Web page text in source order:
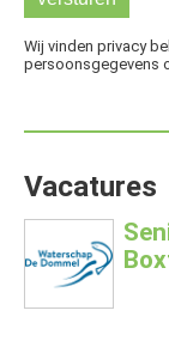
Wij vinden privacy
persoonsgegevens
Vacatures